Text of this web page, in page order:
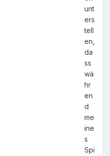
unt
ers
tell
en,
da
ss
wä
hr
en
d
me
ine
s
Spi